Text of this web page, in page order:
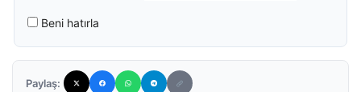
Beni hatırla
Paylaş: